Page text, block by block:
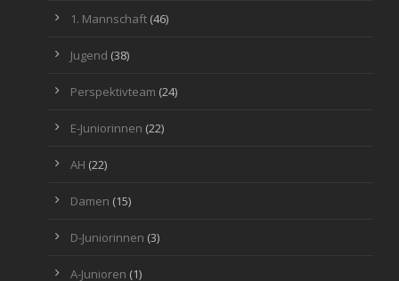
1. Mannschaft (46)
Jugend (38)
Perspektivteam (24)
E-Juniorinnen (22)
AH (22)
Damen (15)
D-Juniorinnen (3)
A-Junioren (1)